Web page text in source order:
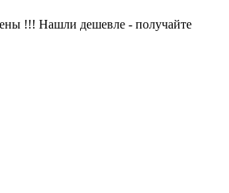
!!! Нашли дешевле - получайте